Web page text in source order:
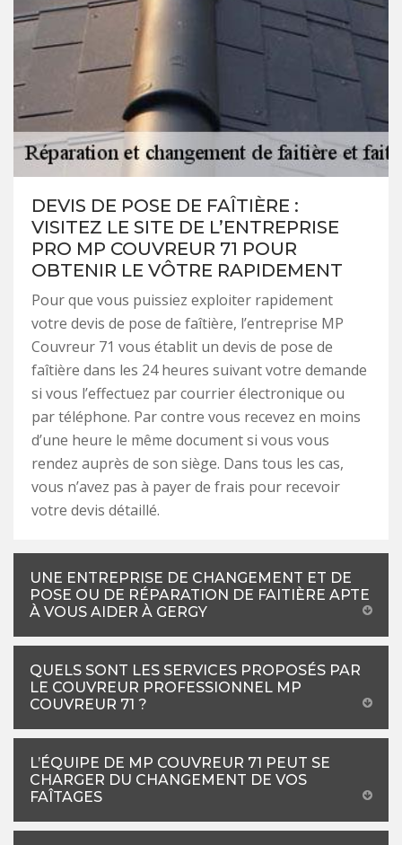
DEVIS DE POSE DE FAÎTIÈRE :
VISITEZ LE SITE DE L’ENTREPRISE
PRO MP COUVREUR 71 POUR
OBTENIR LE VÔTRE RAPIDEMENT
Pour que vous puissiez exploiter rapidement
votre devis de pose de faîtière, l’entreprise MP
Couvreur 71 vous établit un devis de pose de
faîtière dans les 24 heures suivant votre demande
si vous l’effectuez par courrier électronique ou
par téléphone. Par contre vous recevez en moins
d’une heure le même document si vous vous
rendez auprès de son siège. Dans tous les cas,
vous n’avez pas à payer de frais pour recevoir
votre devis détaillé.
UNE ENTREPRISE DE CHANGEMENT ET DE
POSE OU DE RÉPARATION DE FAITIÈRE APTE
À VOUS AIDER À GERGY
QUELS SONT LES SERVICES PROPOSÉS PAR
LE COUVREUR PROFESSIONNEL MP
COUVREUR 71 ?
L’ÉQUIPE DE MP COUVREUR 71 PEUT SE
CHARGER DU CHANGEMENT DE VOS
FAÎTAGES